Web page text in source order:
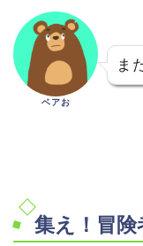
ベアお
ま
集え！冒険